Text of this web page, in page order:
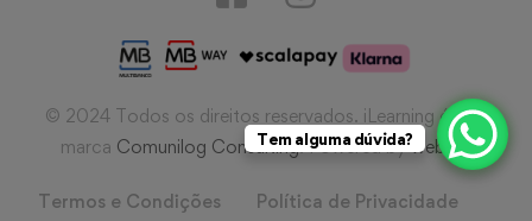
© 2024 Todos os direitos reservados. iLearning é uma
marca Comunilog Consulting. Powered bywebIQ.
Termos e Condições Política de Privacidade
Tem alguma dúvida?